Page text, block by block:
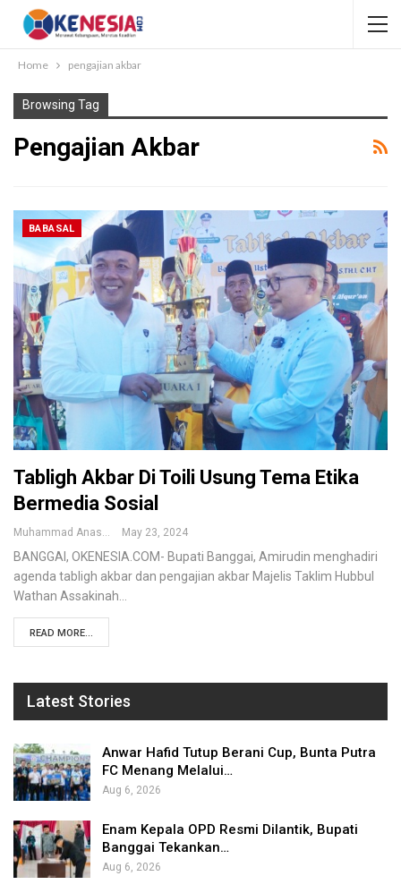
Home pengajian akbar
Browsing Tag
Pengajian Akbar
BABASAL
Tabligh Akbar Di Toili Usung Tema Etika
Bermedia Sosial
Muhammad Anas May 23, 2024
BANGGAI, OKENESIA.COM- Bupati Banggai, Amirudin menghadiri
agenda tabligh akbar dan pengajian akbar Majelis Taklim Hubbul
Wathan Assakinah…
READ MORE...
Latest Stories
Anwar Hafid Tutup Berani Cup, Bunta Putra
FC Menang Melalui…
Aug 6, 2026
Enam Kepala OPD Resmi Dilantik, Bupati
Banggai Tekankan…
Aug 6, 2026